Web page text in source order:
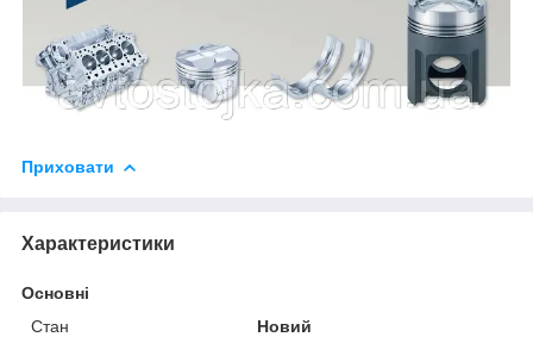
Приховати
Характеристики
Основні
Стан
Новий